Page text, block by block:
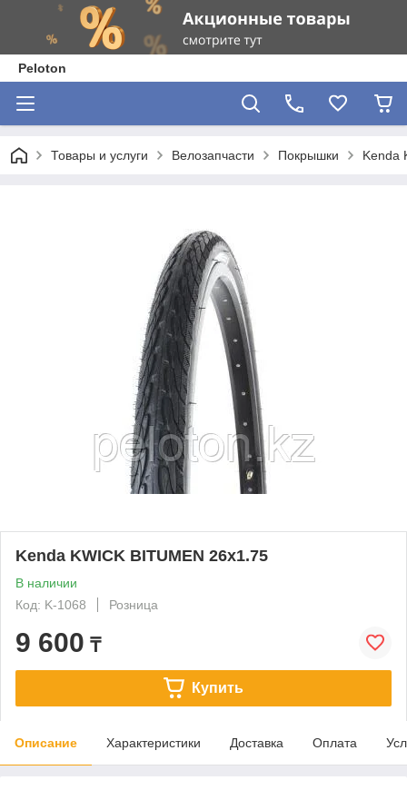
Peloton
Товары и услуги Велозапчасти Покрышки Kenda
Kenda KWICK BITUMEN 26x1.75
В наличии
Код: K-1068
Розница
9 600 ₸
Купить
Описание Характеристики Доставка Оплата